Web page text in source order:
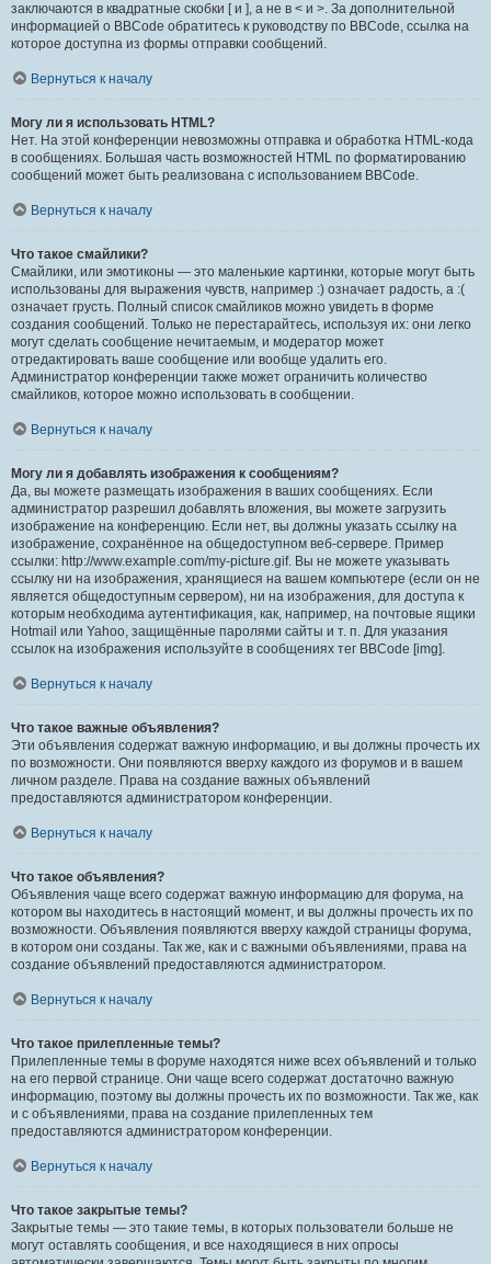
заключаются в квадратные скобки [ и ], а не в < и >. За дополнительной
информацией о BBCode обратитесь к руководству по BBCode, ссылка на
которое доступна из формы отправки сообщений.
Вернуться к началу
Могу ли я использовать HTML?
Нет. На этой конференции невозможны отправка и обработка HTML-кода
в сообщениях. Большая часть возможностей HTML по форматированию
сообщений может быть реализована с использованием BBCode.
Вернуться к началу
Что такое смайлики?
Смайлики, или эмотиконы — это маленькие картинки, которые могут быть
использованы для выражения чувств, например :) означает радость, а :(
означает грусть. Полный список смайликов можно увидеть в форме
создания сообщений. Только не перестарайтесь, используя их: они легко
могут сделать сообщение нечитаемым, и модератор может
отредактировать ваше сообщение или вообще удалить его.
Администратор конференции также может ограничить количество
смайликов, которое можно использовать в сообщении.
Вернуться к началу
Могу ли я добавлять изображения к сообщениям?
Да, вы можете размещать изображения в ваших сообщениях. Если
администратор разрешил добавлять вложения, вы можете загрузить
изображение на конференцию. Если нет, вы должны указать ссылку на
изображение, сохранённое на общедоступном веб-сервере. Пример
ссылки: http://www.example.com/my-picture.gif. Вы не можете указывать
ссылку ни на изображения, хранящиеся на вашем компьютере (если он не
является общедоступным сервером), ни на изображения, для доступа к
которым необходима аутентификация, как, например, на почтовые ящики
Hotmail или Yahoo, защищённые паролями сайты и т. п. Для указания
ссылок на изображения используйте в сообщениях тег BBCode [img].
Вернуться к началу
Что такое важные объявления?
Эти объявления содержат важную информацию, и вы должны прочесть их
по возможности. Они появляются вверху каждого из форумов и в вашем
личном разделе. Права на создание важных объявлений
предоставляются администратором конференции.
Вернуться к началу
Что такое объявления?
Объявления чаще всего содержат важную информацию для форума, на
котором вы находитесь в настоящий момент, и вы должны прочесть их по
возможности. Объявления появляются вверху каждой страницы форума,
в котором они созданы. Так же, как и с важными объявлениями, права на
создание объявлений предоставляются администратором.
Вернуться к началу
Что такое прилепленные темы?
Прилепленные темы в форуме находятся ниже всех объявлений и только
на его первой странице. Они чаще всего содержат достаточно важную
информацию, поэтому вы должны прочесть их по возможности. Так же, как
и с объявлениями, права на создание прилепленных тем
предоставляются администратором конференции.
Вернуться к началу
Что такое закрытые темы?
Закрытые темы — это такие темы, в которых пользователи больше не
могут оставлять сообщения, и все находящиеся в них опросы